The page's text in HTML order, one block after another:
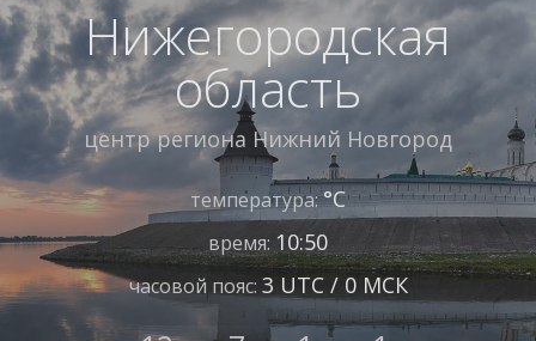
Нижегородская
область
центр региона Нижний Новгород
температура:°С
время: 10:50
часовой пояс: 3 UTC / 0 МСК